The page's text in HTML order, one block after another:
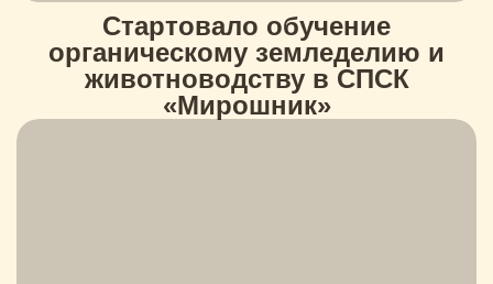
Стартовало обучение
органическому земледелию и
животноводству в СПСК
«Мирошник»